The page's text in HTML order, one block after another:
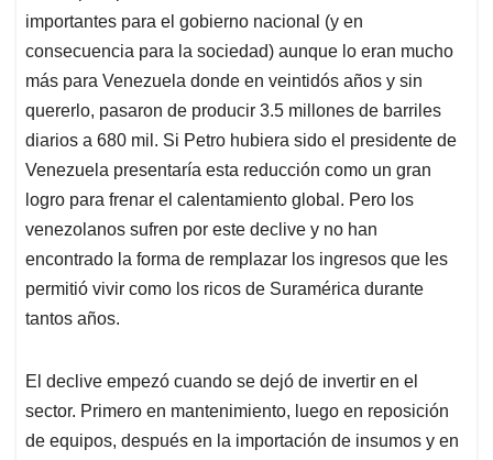
importantes para el gobierno nacional (y en
consecuencia para la sociedad) aunque lo eran mucho
más para Venezuela donde en veintidós años y sin
quererlo, pasaron de producir 3.5 millones de barriles
diarios a 680 mil. Si Petro hubiera sido el presidente de
Venezuela presentaría esta reducción como un gran
logro para frenar el calentamiento global. Pero los
venezolanos sufren por este declive y no han
encontrado la forma de remplazar los ingresos que les
permitió vivir como los ricos de Suramérica durante
tantos años.
El declive empezó cuando se dejó de invertir en el
sector. Primero en mantenimiento, luego en reposición
de equipos, después en la importación de insumos y en